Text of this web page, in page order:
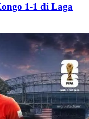
1-1 di Laga